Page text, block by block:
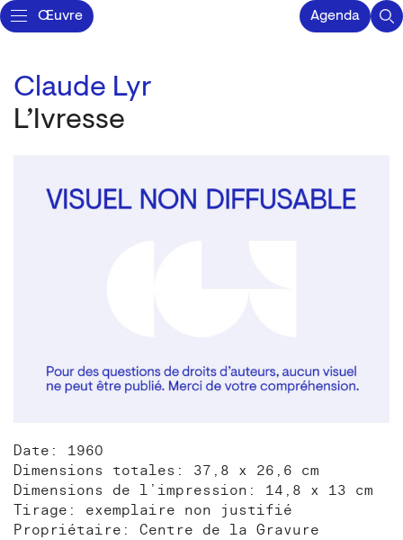
Œuvre Agenda
Claude Lyr
L’Ivresse
Date: 1960
Dimensions totales: 37,8 x 26,6 cm
Dimensions de l’impression: 14,8 x 13 cm
Tirage: exemplaire non justifié
Propriétaire: Centre de la Gravure